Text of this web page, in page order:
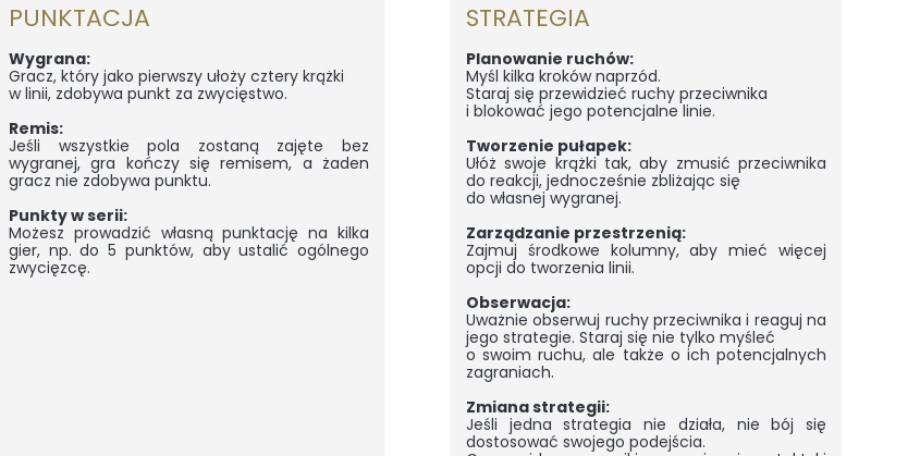
PUNKTACJA
Wygrana:
Gracz, który jako pierwszy ułoży cztery krążki
w linii, zdobywa punkt za zwycięstwo.
Remis:
Jeśli wszystkie pola zostaną zajęte bez
wygranej, gra kończy się remisem, a żaden
gracz nie zdobywa punktu.
Punkty w serii:
Możesz prowadzić własną punktację na kilka
gier, np. do 5 punktów, aby ustalić ogólnego
zwycięzcę.
STRATEGIA
Planowanie ruchów:
Myśl kilka kroków naprzód.
Staraj się przewidzieć ruchy przeciwnika
i blokować jego potencjalne linie.
Tworzenie pułapek:
Ułóż swoje krążki tak, aby zmusić przeciwnika
do reakcji, jednocześnie zbliżając się
do własnej wygranej.
Zarządzanie przestrzenią:
Zajmuj środkowe kolumny, aby mieć więcej
opcji do tworzenia linii.
Obserwacja:
Uważnie obserwuj ruchy przeciwnika i reaguj na
jego strategie. Staraj się nie tylko myśleć
o swoim ruchu, ale także o ich potencjalnych
zagraniach.
Zmiana strategii:
Jeśli jedna strategia nie działa, nie bój się
dostosować swojego podejścia.